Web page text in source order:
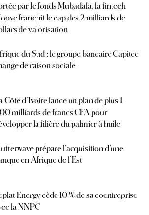
par le fonds Mubadala, la fintech
franchit le cap des 2 milliards de
de valorisation
du Sud : le groupe bancaire Capitec
de raison sociale
Côte d’Ivoire lance un plan de plus 1
milliards de francs CFA pour
la filière du palmier à huile
prépare l’acquisition d’une
en Afrique de l’Est
Energy cède 10 % de sa coentreprise
la NNPC